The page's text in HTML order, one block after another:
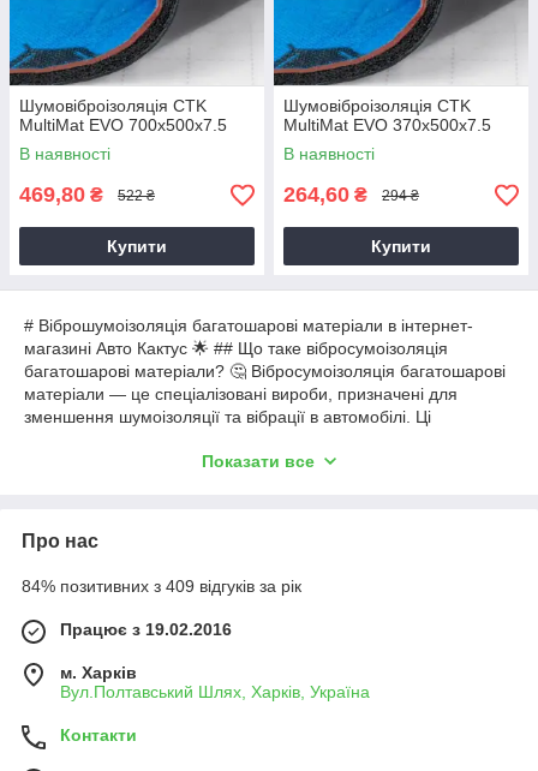
Шумовіброізоляція CTK
MultiMat EVO 700x500x7.5
В наявності
469,80 ₴ 522 ₴
Купити
Шумовіброізоляція CTK
MultiMat EVO 370x500x7.5
В наявності
264,60 ₴ 294 ₴
Купити
# Віброшумоізоляція багатошарові матеріали в інтернет-
магазині Авто Кактус 🌟 ## Що таке вібросумоізоляція
багатошарові матеріали? 🤔 Вібросумоізоляція багатошарові
матеріали — це спеціалізовані вироби, призначені для
зменшення шумоізоляції та вібрації в автомобілі. Ці
а також знизити рівень шуму від роботи двигуна та
вібросумоізоляцію можна в різних частинах автомобіля: -
***Капот** — зменшує шум двигуна. - **Двері* — допомагає
позбутися зовнішніх звуків. - ***Пол** — запобігає вібрації від
дороги. - ***Криша* — захищає від ударів дощу та граду. ##
Як вібросумоізоляція багатошарові матеріали допомагають?
🎧 Ці матеріали забезпечують безліч переваг: - ***
Поліпшення акустичного комфорту ** — менше стороннього
шуму. - ** Зниження рівня вібрацій** — плавніший рух. -
Зручність установлення** — простота монтажу. ## Хто
Показати все
Про нас
84% позитивних з 409 відгуків за рік
Працює з 19.02.2016
м. Харків
Вул.Полтавський Шлях, Харків, Україна
Контакти